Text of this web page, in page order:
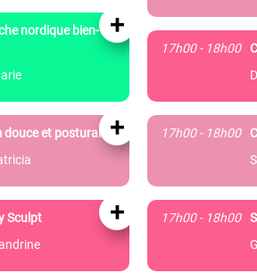
nordique bien-
+
douce et posturale
+
Sculpt
+
17h00 - 18h00
17h00 - 18h00
17h00 - 18h00